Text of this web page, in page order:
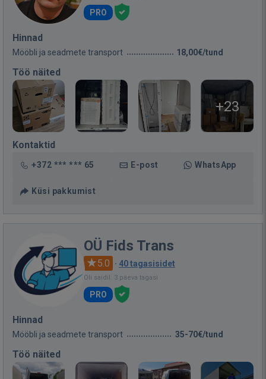
PRO
Hinnad
Mööbli ja seadmete transport 18,00€/tund
Töö näited
+23
Kontaktid
+372 *** *** 65 E-post WhatsApp
Küsi pakkumist
OÜ Fids Trans
5.0 · 40 tagasisidet
Oli saidil: 3 päeva tagasi
PRO
Hinnad
Mööbli ja seadmete transport 35-70€/tund
Töö näited